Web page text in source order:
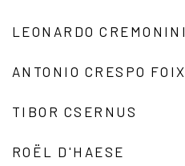
LEONARDO CREMONINI
ANTONIO CRESPO FOIX
TIBOR CSERNUS
ROËL D'HAESE